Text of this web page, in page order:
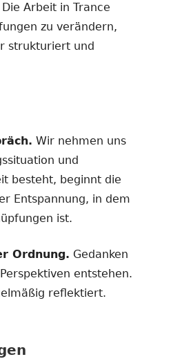
öffnen
Arbeit in Trance
zu verändern,
strukturiert und
Wir nehmen uns
und
besteht, beginnt die
Entspannung, in dem
ist.
Ordnung. Gedanken
entstehen.
reflektiert.